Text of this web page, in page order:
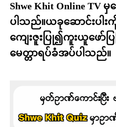
Shwe Khit Online
ပါသည်။ယခုဆောင်းပါးကို
ကျေးဇူးပြု၍ကူးယူဖော်ပြ
မေတ္တာရပ်ခံအပ်ပါသည်။